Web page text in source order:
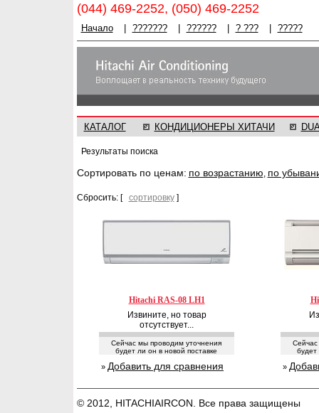
(044) 469-2252, (050) 469-2252
Начало ??????? ?????? ? ??? ?????
КАТАЛОГ КОНДИЦИОНЕРЫ ХИТАЧИ
Результаты поиска
Cортировать по ценам: по возрастанию, по
Сбросить: [ сортировку]
Hitachi RAS-08 LH1
Извините, но товар
отсутствует...
Сейчас мы проводим уточнения
будет ли он в новой поставке
» Добавить для сравнения
будет
»
© 2012, HITACHIAIRCON. Все права защищены